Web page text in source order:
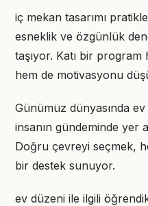
iç mekan tasarımı
esneklik ve özgünlük
taşıyor. Katı bir program
hem de motivasyonu
Günümüz dünyasında
insanın gündeminde yer
Doğru çevreyi seçmek,
bir destek sunuyor.
ev düzeni ile ilgili